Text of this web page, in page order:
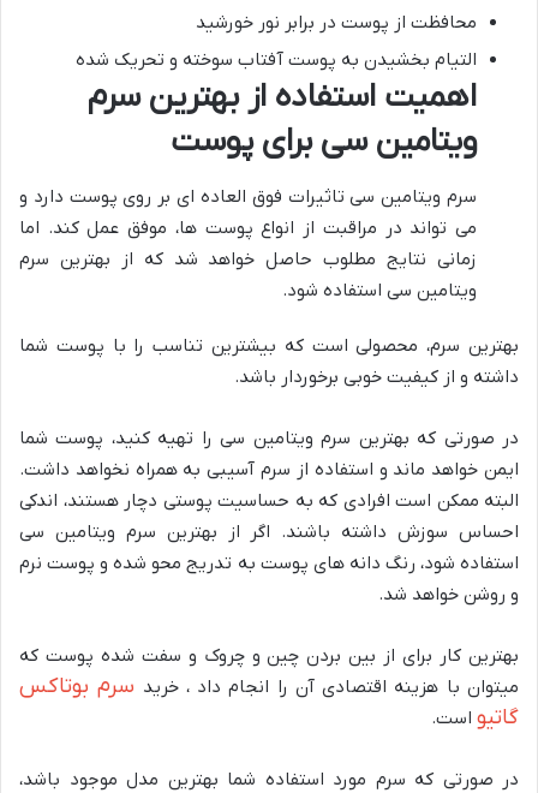
محافظت از پوست در برابر نور خورشید
التیام بخشیدن به پوست آفتاب سوخته و تحریک شده
اهمیت استفاده از بهترین سرم
ویتامین سی برای پوست
سرم ویتامین سی تاثیرات فوق العاده ای بر روی پوست دارد و
می تواند در مراقبت از انواع پوست ها، موفق عمل کند. اما
زمانی نتایج مطلوب حاصل خواهد شد که از بهترین سرم
ویتامین سی استفاده شود.
بهترین سرم، محصولی است که بیشترین تناسب را با پوست شما
داشته و از کیفیت خوبی برخوردار باشد.
در صورتی که بهترین سرم ویتامین سی را تهیه کنید، پوست شما
ایمن خواهد ماند و استفاده از سرم آسیبی به همراه نخواهد داشت.
البته ممکن است افرادی که به حساسیت پوستی دچار هستند، اندکی
احساس سوزش داشته باشند. اگر از بهترین سرم ویتامین سی
استفاده شود، رنگ دانه های پوست به تدریج محو شده و پوست نرم
و روشن خواهد شد.
بهترین کار برای از بین بردن چین و چروک و سفت شده پوست که
میتوان با هزینه اقتصادی آن را انجام داد ، خرید سرم بوتاکس
گاتیو است.
در صورتی که سرم مورد استفاده شما بهترین مدل موجود باشد،